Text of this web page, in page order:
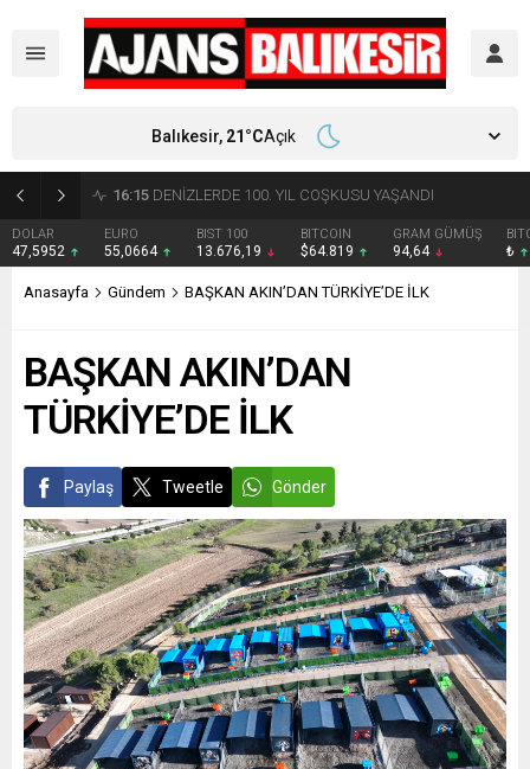
16:15 DENİZLERDE 100. YIL COŞKUSU YAŞANDI
DOLAR
47,5952
EURO
55,0664
BIST 100
13.676,19
BITCOIN
$64.819
GRAM GÜMÜŞ
94,64 ₺
Balıkesir, 21°CAçık
Anasayfa Gündem BAŞKAN AKIN’DAN TÜRKİYE’DE İLK
BAŞKAN AKIN’DAN
TÜRKİYE’DE İLK
Paylaş Tweetle Gönder